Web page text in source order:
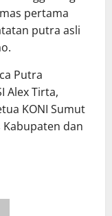
pertama
putra asli
Putra
Alex Tirta,
KONI Sumut
Kabupaten dan